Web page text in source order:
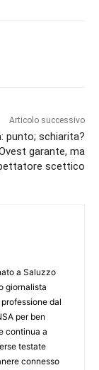
Articolo successivo
punto; schiarita?
garante, ma
scettico
a Saluzzo
giornalista
dal
per ben
continua a
testate
connesso